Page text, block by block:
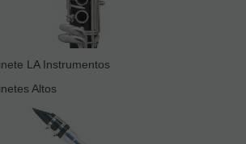
LA Instrumentos
Altos